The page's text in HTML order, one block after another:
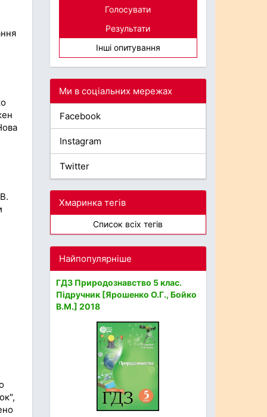
Голосувати
Результати
Інші опитування
Ми в соціальних мережах
Facebook
Instagram
Twitter
Хмаринка тегів
Список всіх тегів
Найпопулярніше
ГДЗ Природознавство 5 клас.
Підручник [Ярошенко О.Г., Бойко
В.М.] 2018